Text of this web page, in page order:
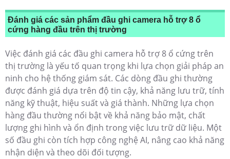
Đánh giá các sản phẩm đầu ghi camera hỗ trợ 8 ổ
cứng hàng đầu trên thị trường
Việc đánh giá các đầu ghi camera hỗ trợ 8 ổ cứng trên
thị trường là yếu tố quan trọng khi lựa chọn giải pháp an
ninh cho hệ thống giám sát. Các dòng đầu ghi thường
được đánh giá dựa trên độ tin cậy, khả năng lưu trữ, tính
năng kỹ thuật, hiệu suất và giá thành. Những lựa chọn
hàng đầu thường nổi bật về khả năng bảo mật, chất
lượng ghi hình và ổn định trong việc lưu trữ dữ liệu. Một
số đầu ghi còn tích hợp công nghệ AI, nâng cao khả năng
nhận diện và theo dõi đối tượng.